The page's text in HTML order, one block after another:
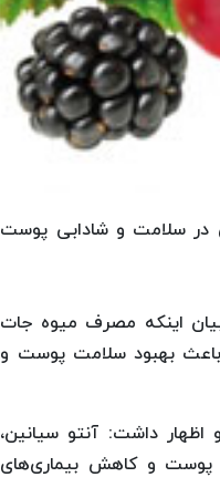
در سلامت و شادابی پوست
اینکه مصرف میوه جات
بهبود سلامت پوست و
داشت: آنتو سیانین،
پوست و کاهش بیماری‌های